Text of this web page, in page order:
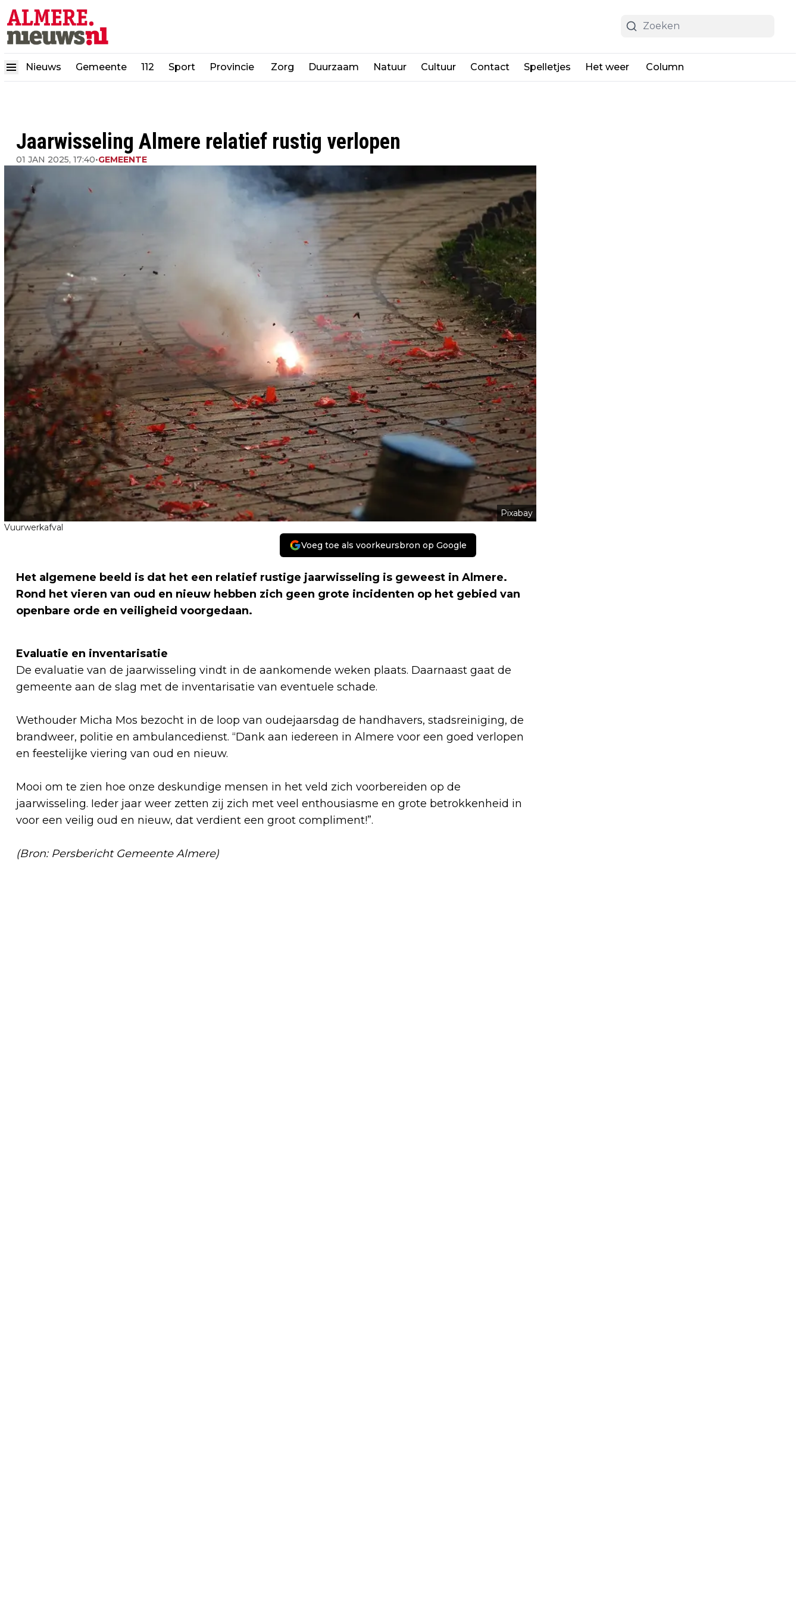
Nieuws Gemeente 112 Sport Provincie Zorg Duurzaam Natuur Cultuur Contact Spelletjes Het weer Column
Jaarwisseling Almere relatief rustig verlopen
01 JAN 2025, 17:40•GEMEENTE
Pixabay
Vuurwerkafval
Voeg toe als voorkeursbron op Google
Het algemene beeld is dat het een relatief rustige jaarwisseling is geweest in Almere.
Rond het vieren van oud en nieuw hebben zich geen grote incidenten op het gebied van
openbare orde en veiligheid voorgedaan.
Evaluatie en inventarisatie
De evaluatie van de jaarwisseling vindt in de aankomende weken plaats. Daarnaast gaat de
gemeente aan de slag met de inventarisatie van eventuele schade.
Wethouder Micha Mos bezocht in de loop van oudejaarsdag de handhavers, stadsreiniging, de
brandweer, politie en ambulancedienst. “Dank aan iedereen in Almere voor een goed verlopen
en feestelijke viering van oud en nieuw.
Mooi om te zien hoe onze deskundige mensen in het veld zich voorbereiden op de
jaarwisseling. Ieder jaar weer zetten zij zich met veel enthousiasme en grote betrokkenheid in
voor een veilig oud en nieuw, dat verdient een groot compliment!”.
(Bron: Persbericht Gemeente Almere)